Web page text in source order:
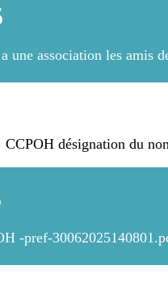
une association les amis
désignation du
-pref-